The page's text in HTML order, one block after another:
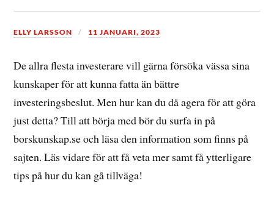
ELLY LARSSON 11 JANUARI, 2023
De allra flesta investerare vill gärna försöka vässa sina
kunskaper för att kunna fatta än bättre
investeringsbeslut. Men hur kan du då agera för att göra
just detta? Till att börja med bör du surfa in på
borskunskap.se och läsa den information som finns på
sajten. Läs vidare för att få veta mer samt få ytterligare
tips på hur du kan gå tillväga!